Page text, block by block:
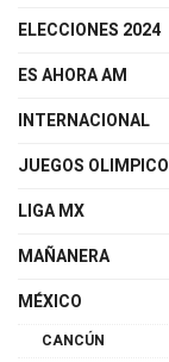
ELECCIONES 2024
ES AHORA AM
INTERNACIONAL
JUEGOS
LIGA MX
MAÑANERA
MÉXICO
CANCÚN